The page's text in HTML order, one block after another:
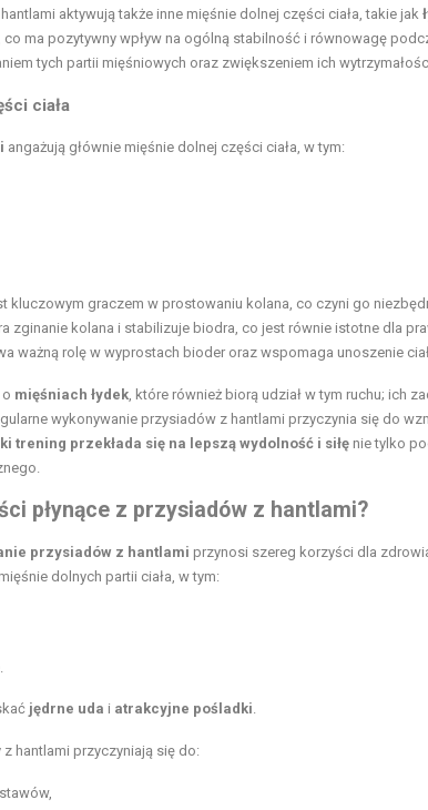
aktywują także inne mięśnie dolnej części ciała, takie jak
, co ma pozytywny wpływ na ogólną stabilność i równowagę
tych partii mięśniowych oraz zwiększeniem ich
ciała
angażują głównie mięśnie dolnej części ciała, w tym:
kluczowym graczem w prostowaniu kolana, co czyni go
zginanie kolana i stabilizuje biodra, co jest równie istotne dla
ważną rolę w wyprostach bioder oraz wspomaga unoszenie
mięśniach łydek, które również biorą udział w tym ruchu; ich
wykonywanie przysiadów z hantlami przyczynia się do
trening przekłada się na lepszą wydolność i siłę nie tylko
płynące z przysiadów z hantlami?
przysiadów z hantlami przynosi szereg korzyści dla
dolnych partii ciała, w tym:
jędrne uda i atrakcyjne pośladki.
hantlami przyczyniają się do: